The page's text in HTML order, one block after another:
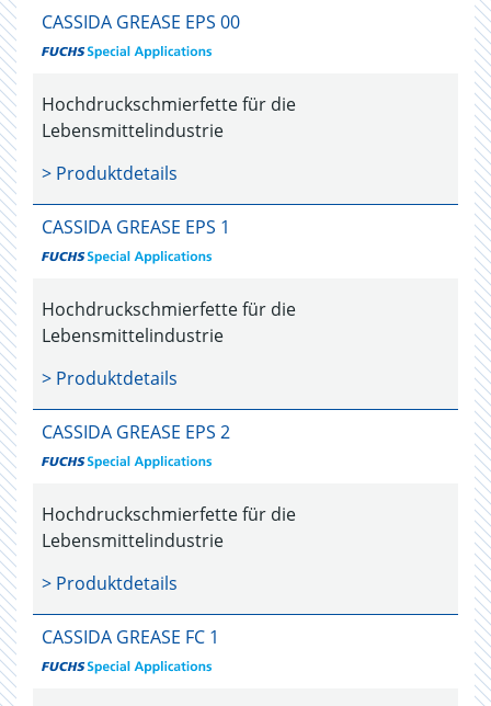
CASSIDA GREASE EPS 00
Hochdruckschmierfette für die
Lebensmittelindustrie
> Produktdetails
CASSIDA GREASE EPS 1
Hochdruckschmierfette für die
Lebensmittelindustrie
> Produktdetails
CASSIDA GREASE EPS 2
Hochdruckschmierfette für die
Lebensmittelindustrie
> Produktdetails
CASSIDA GREASE FC 1